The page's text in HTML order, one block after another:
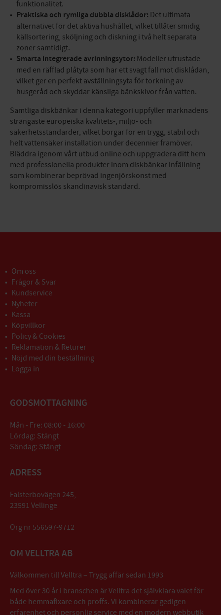
funktionalitet.
Praktiska och rymliga dubbla disklådor: Det ultimata
alternativet för det aktiva hushållet, vilket tillåter smidig
källsortering, sköljning och diskning i två helt separata
zoner samtidigt.
Smarta integrerade avrinningsytor: Modeller utrustade
med en räfflad plåtyta som har ett svagt fall mot disklådan,
vilket ger en perfekt avställningsyta för torkning av
husgeråd och skyddar känsliga bänkskivor från vatten.
Samtliga diskbänkar i denna kategori uppfyller marknadens
strängaste europeiska kvalitets-, miljö- och
säkerhetsstandarder, vilket borgar för en trygg, stabil och
helt vattensäker installation under decennier framöver.
Bläddra igenom vårt utbud online och uppgradera ditt hem
med professionella produkter inom diskbänkar infällning
som kombinerar beprövad ingenjörskonst med
kompromisslös skandinavisk standard.
Om oss
Frågor & Svar
Kundservice
Nyheter
Kassa
Köpvillkor
Policy & Cookies
Reklamation & Returer
Nöjd med din beställning
Logga in
GODSMOTTAGNING
Mån - Fre: 08:00 - 16:00
Lördag: Stängt
Söndag: Stängt
ADRESS
Falsterbovägen 245,
23591 Vellinge
Org nr 556597-9712
OM VELLTRA AB
Välkommen till Velltra – Trygg affär sedan 1993
Med över 30 år i branschen är Velltra det självklara valet för
både hemmafixare och proffs. Vi kombinerar gedigen
erfarenhet och personlig service med en modern webbutik